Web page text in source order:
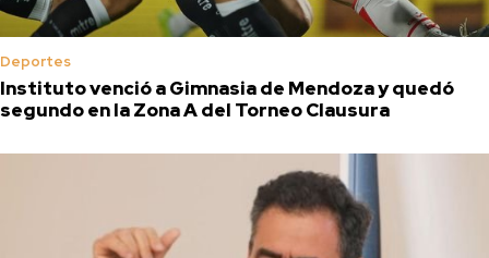
Deportes
Instituto venció a Gimnasia de Mendoza y quedó
segundo en la Zona A del Torneo Clausura